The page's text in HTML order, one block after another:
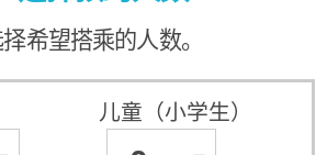
希望搭乘的人数。
儿童（小学生）